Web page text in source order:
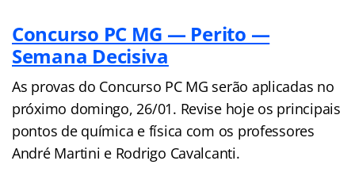
Concurso PC MG — Perito —
Semana Decisiva
As provas do Concurso PC MG serão aplicadas no
próximo domingo, 26/01. Revise hoje os principais
pontos de química e física com os professores
André Martini e Rodrigo Cavalcanti.